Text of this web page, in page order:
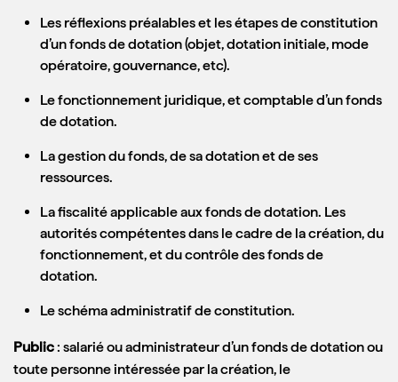
Les réflexions préalables et les étapes de constitution
d’un fonds de dotation (objet, dotation initiale, mode
opératoire, gouvernance, etc).
Le fonctionnement juridique, et comptable d’un fonds
de dotation.
La gestion du fonds, de sa dotation et de ses
ressources.
La fiscalité applicable aux fonds de dotation. Les
autorités compétentes dans le cadre de la création, du
fonctionnement, et du contrôle des fonds de
dotation.
Le schéma administratif de constitution.
Public: salarié ou administrateur d’un fonds de dotation ou
toute personne intéressée par la création, le